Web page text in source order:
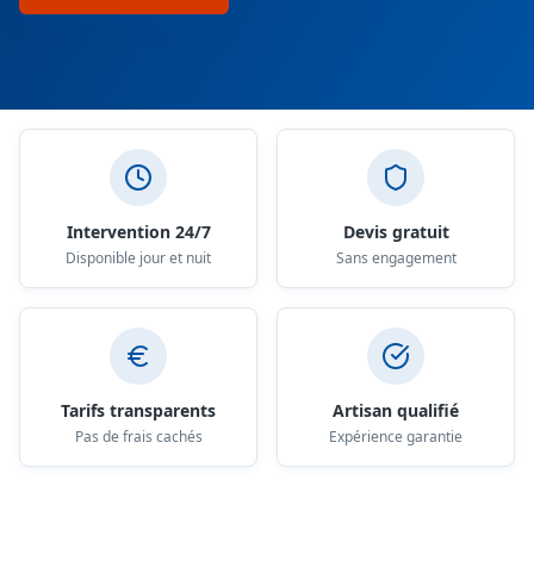
Nos engagements
Intervention 24/7
Disponible jour et nuit
Devis gratuit
Sans engagement
Tarifs transparents
Pas de frais cachés
Artisan qualifié
Expérience garantie